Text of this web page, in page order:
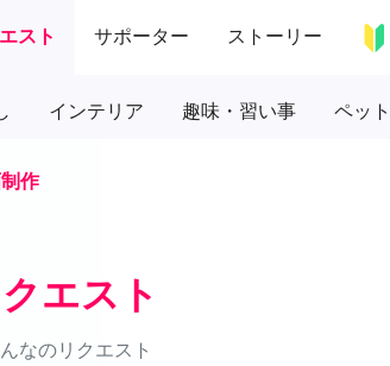
スト サポーター ストーリー
インテリア 趣味・習い事 ペット
作
エスト
なのリクエスト